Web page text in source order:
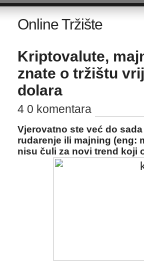
Online Tržište
Kriptovalute,
znate o tržištu
dolara
4 0 komentara
Vjerovatno ste već do
rudarenje ili majning (eng:
nisu čuli za novi trend koji